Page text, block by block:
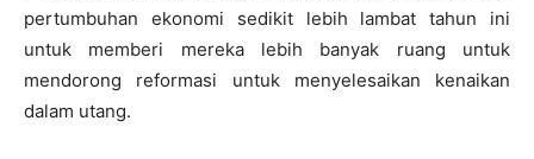
pertumbuhan ekonomi sedikit lebih lambat tahun ini
untuk memberi mereka lebih banyak ruang untuk
mendorong reformasi untuk menyelesaikan kenaikan
dalam utang.